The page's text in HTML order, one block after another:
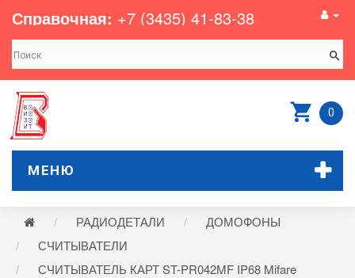
Справочная: +7 (3435) 41-83-38
0
МЕНЮ
РАДИОДЕТАЛИ
ДОМОФОНЫ
СЧИТЫВАТЕЛИ
СЧИТЫВАТЕЛЬ КАРТ ST-PR042MF IP68 Mifare